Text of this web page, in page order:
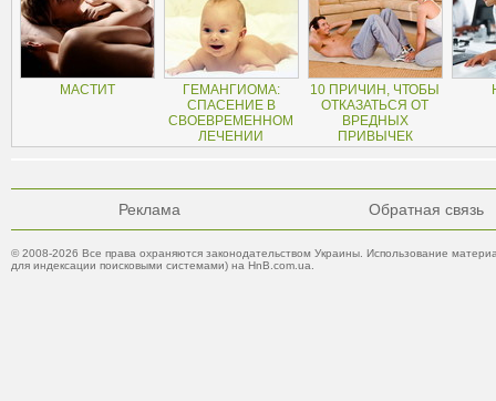
МАСТИТ
ГЕМАНГИОМА:
СПАСЕНИЕ В
СВОЕВРЕМЕННОМ
ЛЕЧЕНИИ
10 ПРИЧИН, ЧТОБЫ
ОТКАЗАТЬСЯ ОТ
ВРЕДНЫХ
ПРИВЫЧЕК
Реклама Обратная связь
© 2008-2026 Все права охраняются законодательством Украины. Использование
для индексации поисковыми системами) на HnB.com.ua.